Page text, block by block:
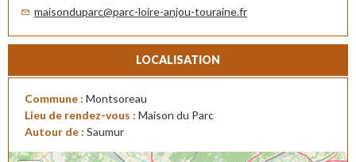
maisonduparc@parc-loire-anjou-touraine.fr
LOCALISATION
Commune : Montsoreau
Lieu de rendez-vous : Maison du Parc
Autour de : Saumur